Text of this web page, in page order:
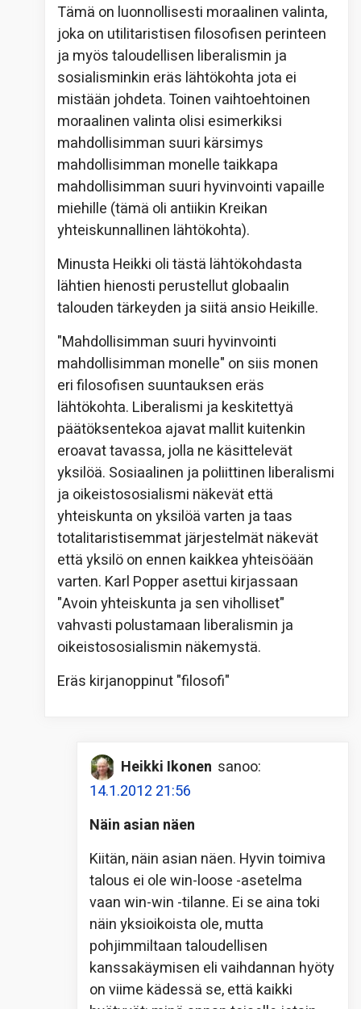
Tämä on luonnollisesti moraalinen valinta,
joka on utilitaristisen filosofisen perinteen
ja myös taloudellisen liberalismin ja
sosialisminkin eräs lähtökohta jota ei
mistään johdeta. Toinen vaihtoehtoinen
moraalinen valinta olisi esimerkiksi
mahdollisimman suuri kärsimys
mahdollisimman monelle taikkapa
mahdollisimman suuri hyvinvointi vapaille
miehille (tämä oli antiikin Kreikan
yhteiskunnallinen lähtökohta).
Minusta Heikki oli tästä lähtökohdasta
lähtien hienosti perustellut globaalin
talouden tärkeyden ja siitä ansio Heikille.
"Mahdollisimman suuri hyvinvointi
mahdollisimman monelle" on siis monen
eri filosofisen suuntauksen eräs
lähtökohta. Liberalismi ja keskitettyä
päätöksentekoa ajavat mallit kuitenkin
eroavat tavassa, jolla ne käsittelevät
yksilöä. Sosiaalinen ja poliittinen liberalismi
ja oikeistososialismi näkevät että
yhteiskunta on yksilöä varten ja taas
totalitaristisemmat järjestelmät näkevät
että yksilö on ennen kaikkea yhteisöään
varten. Karl Popper asettui kirjassaan
"Avoin yhteiskunta ja sen viholliset"
vahvasti polustamaan liberalismin ja
oikeistososialismin näkemystä.
Eräs kirjanoppinut "filosofi"
Heikki Ikonen sanoo:
14.1.2012 21:56
Näin asian näen
Kiitän, näin asian näen. Hyvin toimiva
talous ei ole win-loose -asetelma
vaan win-win -tilanne. Ei se aina toki
näin yksioikoista ole, mutta
pohjimmiltaan taloudellisen
kanssakäymisen eli vaihdannan hyöty
on viime kädessä se, että kaikki